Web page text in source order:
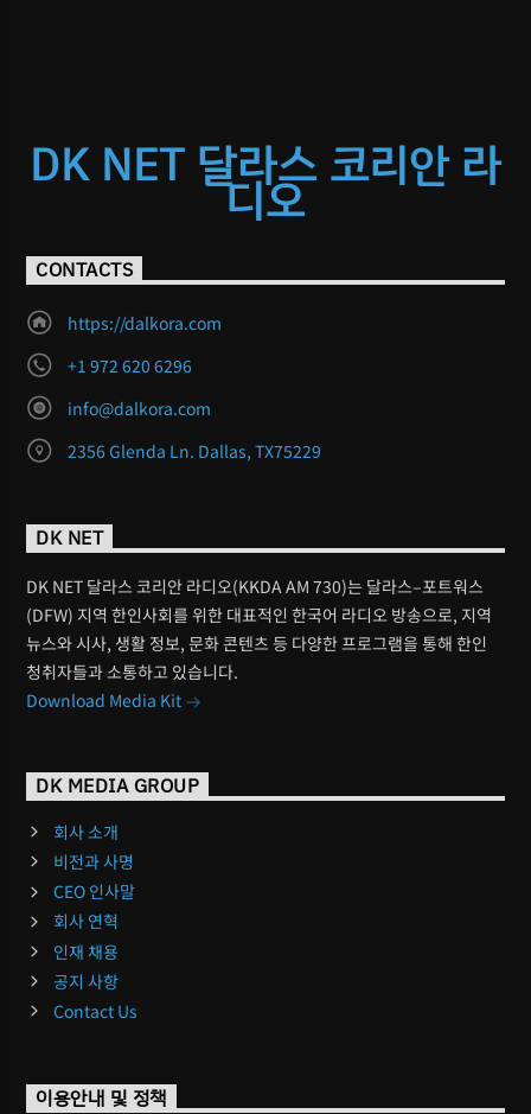
DK NET 달라스 코리안 라
디오
CONTACTS
https://dalkora.com
+1 972 620 6296
info@dalkora.com
2356 Glenda Ln. Dallas, TX75229
DK NET
DK NET 달라스 코리안 라디오(KKDA AM 730)는 달라스–포트워스
(DFW) 지역 한인사회를 위한 대표적인 한국어 라디오 방송으로, 지역
뉴스와 시사, 생활 정보, 문화 콘텐츠 등 다양한 프로그램을 통해 한인
청취자들과 소통하고 있습니다.
Download Media Kit
DK MEDIA GROUP
회사 소개
비전과 사명
CEO 인사말
회사 연혁
인재 채용
공지 사항
Contact Us
이용안내 및 정책